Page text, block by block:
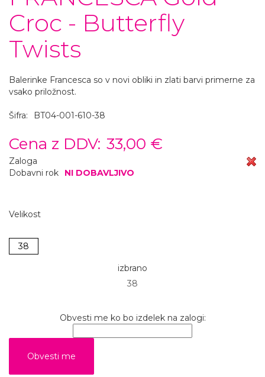
Croc - Butterfly
Twists
Balerinke Francesca so v novi obliki in zlati barvi primerne za
vsako priložnost.
Šifra: BT04-001-610-38
Cena z DDV: 33,00 €
Zaloga
Dobavni rok
NI DOBAVLJIVO
Velikost
38
izbrano
38
Obvesti me ko bo izdelek na zalogi: